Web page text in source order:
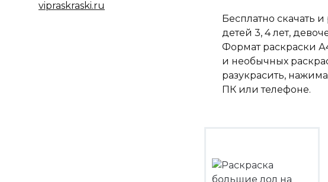
Бесплатно скачать
детей 3, 4 лет,
Формат раскраски
и необычных
разукрасить,
ПК или телефоне.